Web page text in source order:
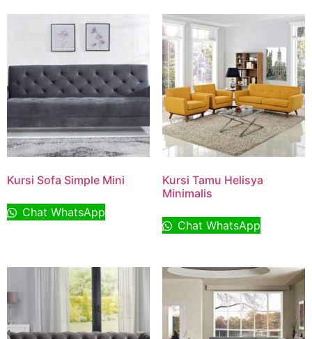
Kursi Sofa Simple Mini
Chat WhatsApp
Kursi Tamu Helisya
Minimalis
Chat WhatsApp